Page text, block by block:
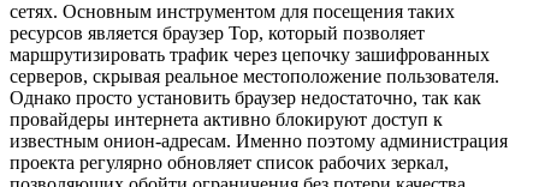
сетях. Основным инструментом для посещения таких
ресурсов является браузер Тор, который позволяет
маршрутизировать трафик через цепочку зашифрованных
серверов, скрывая реальное местоположение пользователя.
Однако просто установить браузер недостаточно, так как
провайдеры интернета активно блокируют доступ к
известным онион-адресам. Именно поэтому администрация
проекта регулярно обновляет список рабочих зеркал,